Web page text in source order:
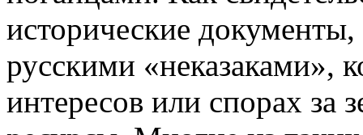
исторические
русскими «неказаками»,
интересов или спорах